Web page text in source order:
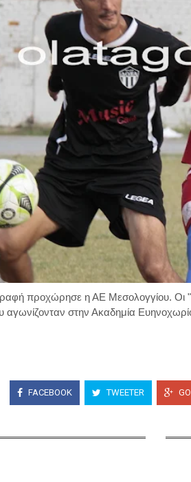
προχώρησε η ΑΕ Μεσολογγίου. Οι
αγωνίζονταν στην Ακαδημία
FACEBOOK TWEETER